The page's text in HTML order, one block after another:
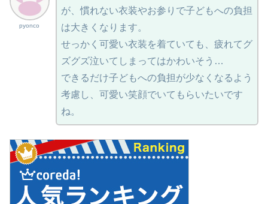
pyonco
が、慣れない衣装やお参りで子どもへの負担
は大きくなります。
せっかく可愛い衣装を着ていても、疲れてグ
ズグズ泣いてしまってはかわいそう…
できるだけ子どもへの負担が少なくなるよう
考慮し、可愛い笑顔でいてもらいたいです
ね。